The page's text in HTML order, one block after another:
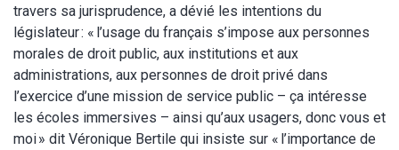
travers sa jurisprudence, a dévié les intentions du
législateur : « l’usage du français s’impose aux personnes
morales de droit public, aux institutions et aux
administrations, aux personnes de droit privé dans
l’exercice d’une mission de service public – ça intéresse
les écoles immersives – ainsi qu’aux usagers, donc vous et
moi » dit Véronique Bertile qui insiste sur « l’importance de